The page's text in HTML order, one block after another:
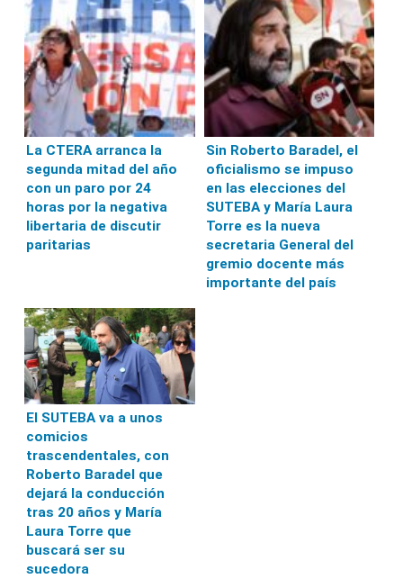
La CTERA arranca la
segunda mitad del año
con un paro por 24
horas por la negativa
libertaria de discutir
paritarias
Sin Roberto Baradel, el
oficialismo se impuso
en las elecciones del
SUTEBA y María Laura
Torre es la nueva
secretaria General del
gremio docente más
importante del país
El SUTEBA va a unos
comicios
trascendentales, con
Roberto Baradel que
dejará la conducción
tras 20 años y María
Laura Torre que
buscará ser su
sucedora